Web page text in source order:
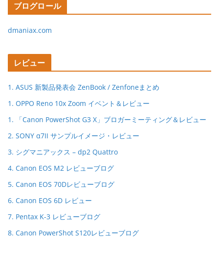
ブログロール
dmaniax.com
レビュー
1. ASUS 新製品発表会 ZenBook / Zenfoneまとめ
1. OPPO Reno 10x Zoom イベント＆レビュー
1. 「Canon PowerShot G3 X」ブロガーミーティング＆レビュー
2. SONY α7II サンプルイメージ・レビュー
3. シグマニアックス – dp2 Quattro
4. Canon EOS M2 レビューブログ
5. Canon EOS 70Dレビューブログ
6. Canon EOS 6D レビュー
7. Pentax K-3 レビューブログ
8. Canon PowerShot S120レビューブログ